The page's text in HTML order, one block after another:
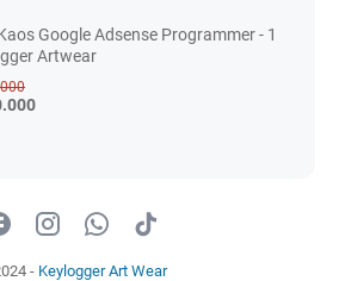
Google Adsense Programmer - 1
Artwear
- Keylogger Art Wear